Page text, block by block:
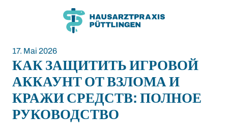
17. Mai 2026
КАК ЗАЩИТИТЬ ИГРОВОЙ
АККАУНТ ОТ ВЗЛОМА И
КРАЖИ СРЕДСТВ: ПОЛНОЕ
РУКОВОДСТВО